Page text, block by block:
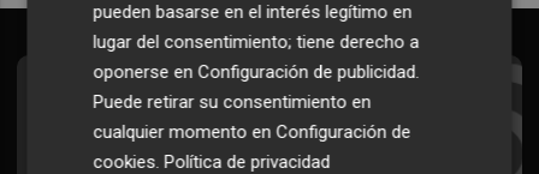
Suscríbete al Boletín
Todos los días a primera hora en tu email
pueden basarse en el interés legítimo en
lugar del consentimiento; tiene derecho a
oponerse enConfiguración de publicidad.
Puede retirar su consentimiento en
cualquier momento enConfiguración de
cookies.Política de privacidad